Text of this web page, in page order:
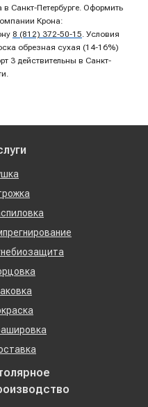
в Санкт-Петербурге. Оформить
Крона:
8 (812) 372-50-15. Условия
обрезная сухая (14-16%)
3 действительны в Санкт-